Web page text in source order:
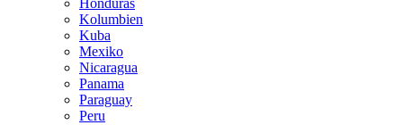
Kolumbien
Kuba
Mexiko
Nicaragua
Panama
Paraguay
Peru